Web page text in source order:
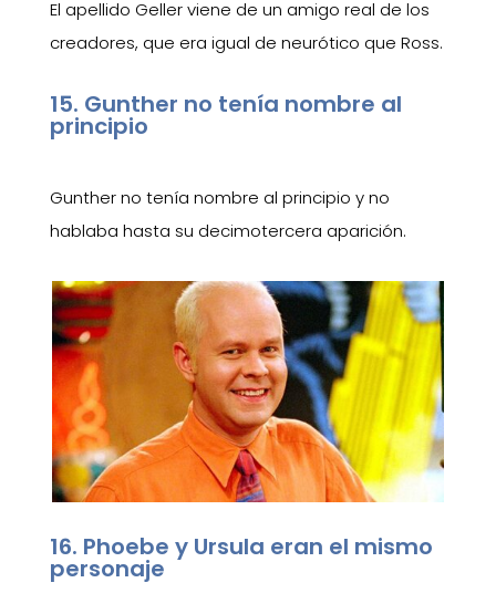
El apellido Geller viene de un amigo real de los
creadores, que era igual de neurótico que Ross.
15. Gunther no tenía nombre al
principio
Gunther no tenía nombre al principio y no
hablaba hasta su decimotercera aparición.
16. Phoebe y Ursula eran el mismo
personaje